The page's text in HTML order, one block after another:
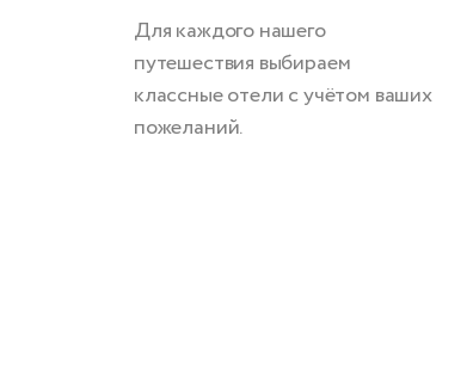
Для каждого нашего
путешествия выбираем
классные отели с учётом ваших
пожеланий.